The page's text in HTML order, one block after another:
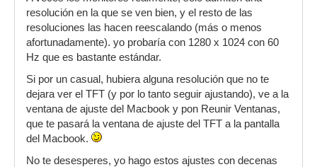
resolución en la que se ven bien, y el resto de las
resoluciones las hacen reescalando (más o menos
afortunadamente). yo probaría con 1280 x 1024 con 60
Hz que es bastante estándar.
Si por un casual, hubiera alguna resolución que no te
dejara ver el TFT (y por lo tanto seguir ajustando), ve a la
ventana de ajuste del Macbook y pon Reunir Ventanas,
que te pasará la ventana de ajuste del TFT a la pantalla
del Macbook.
No te desesperes, yo hago estos ajustes con decenas